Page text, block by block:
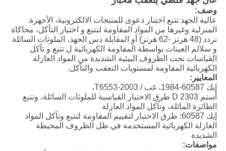
وصف:
عالية الجهد تتبع اختبار دعوى للمنتجات الالكترونية، الأجهزة
المنزلية وغيرها من المواد المقاومة لتتبع و اختبار التآكل، محاكاة
تردد (48 هرتز -62 هرتز) أو المقابلة دس الجهد، الملوثات السائلة
و سلالم العينات بواسطة المقاومة الكهربائية ل تتبع و تآكل
القياسات تحت الظروف البيئية الشديدة من المواد العازلة
الكهربائية المقاومة لمستويات التعقب والتآكل.
المعايير:
إيك 60587-1984، غب / T6553-2003،
أستم D 2303 طرق الاختبار القياسية للملوثات السائلة، وتتبع
الطائرة المائلة، وتآكل المواد العازلة
إيك 60587: طرق الاختبار لتقييم المقاومة لتتبع وتآكل المواد
العازلة الكهربائية المستخدمة في ظل الظروف المحيطة
الشديدة
مواصفات: